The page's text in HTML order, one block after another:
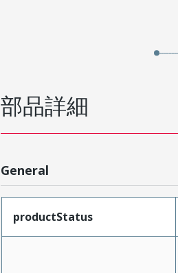
部品詳細
General
productStatus